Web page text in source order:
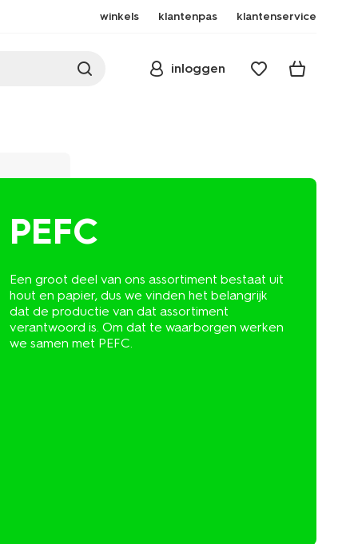
winkels klantenpas klantenservice
inloggen
PEFC
Een groot deel van ons assortiment bestaat uit
hout en papier, dus we vinden het belangrijk
dat de productie van dat assortiment
verantwoord is. Om dat te waarborgen werken
we samen met PEFC.